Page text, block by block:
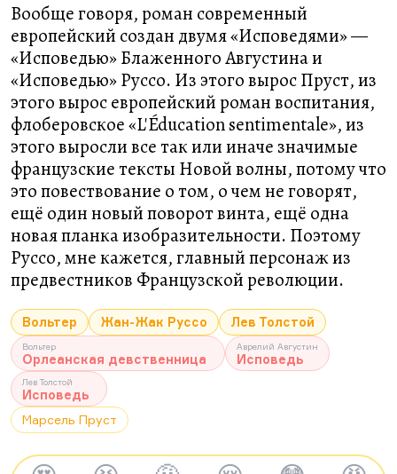
Вообще говоря, роман современный
европейский создан двумя «Исповедями» —
«Исповедью» Блаженного Августина и
«Исповедью» Руссо. Из этого вырос Пруст, из
этого вырос европейский роман воспитания,
флоберовское «L'Éducation sentimentale», из
этого выросли все так или иначе значимые
французские тексты Новой волны, потому что
это повествование о том, о чем не говорят,
ещё один новый поворот винта, ещё одна
новая планка изобразительности. Поэтому
Руссо, мне кажется, главный персонаж из
предвестников Французской революции.
Вольтер Жан-Жак Руссо Лев Толстой
Вольтер
Орлеанская девственница
Аврелий Августин
Исповедь
Лев Толстой
Исповедь
Марсель Пруст